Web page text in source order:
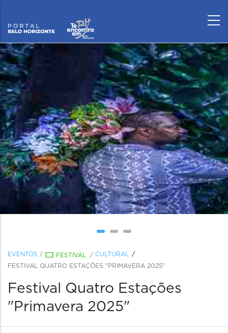
EVENTOS / FESTIVAL / CULTURAL
FESTIVAL QUATRO ESTAÇÕES "PRIMAVERA 2025"
Festival Quatro Estações
"Primavera 2025"